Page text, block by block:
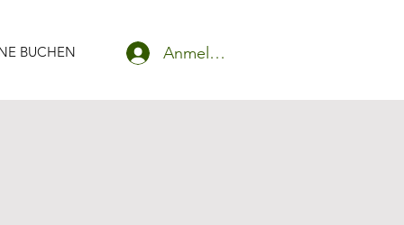
BUCHEN Anmelden